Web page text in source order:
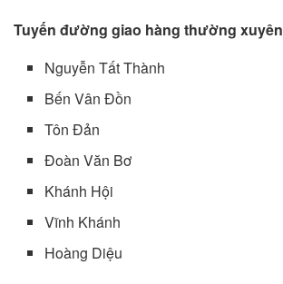
Tuyến đường giao hàng thường xuyên
Nguyễn Tất Thành
Bến Vân Đồn
Tôn Đản
Đoàn Văn Bơ
Khánh Hội
Vĩnh Khánh
Hoàng Diệu